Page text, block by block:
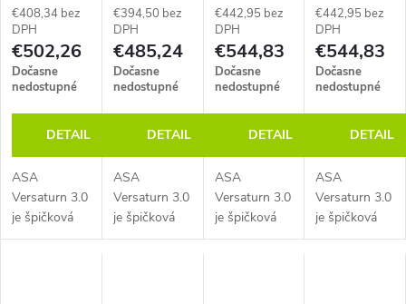
zásuvka, 1x
nabíjačka
USB A+C, 1x
RJ45, kábel 2
m, vidlica
€408,34 bez
DPH
€502,26
Dočasne
nedostupné
DETAIL
ASA
Versaturn 3.0
je špičková
motorizovaná
zásuvka, 1x
nabíjačka
USB A+C, 1x
RJ45, kábel 2
m, vidlica
kartáčovanej
ocele
€394,50 bez
DPH
€485,24
Dočasne
nedostupné
DETAIL
ASA
Versaturn 3.0
je špičková
motorizovaná
zásuvka, 1x
nabíjačka
USB A+C, 1x
RJ45, 1x
HDMI, kábel
biele sklo
€442,95 bez
DPH
€544,83
Dočasne
nedostupné
DETAIL
ASA
Versaturn 3.0
je špičková
motorizovaná
zásuvka, 1x
nabíjačka
USB A+C, 1x
RJ45, 1x
HDMI, kábel
čierne sklo
€442,95 bez
DPH
€544,83
Dočasne
nedostupné
DETAIL
ASA
Versaturn 3.0
je špičková
motorizovaná